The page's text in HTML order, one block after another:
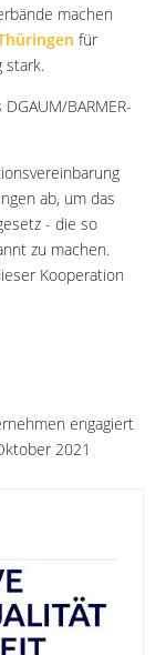
machen
für
stark.
BARMER-
ab, um das
- die so
zu machen.
Kooperation
engagiert
2021